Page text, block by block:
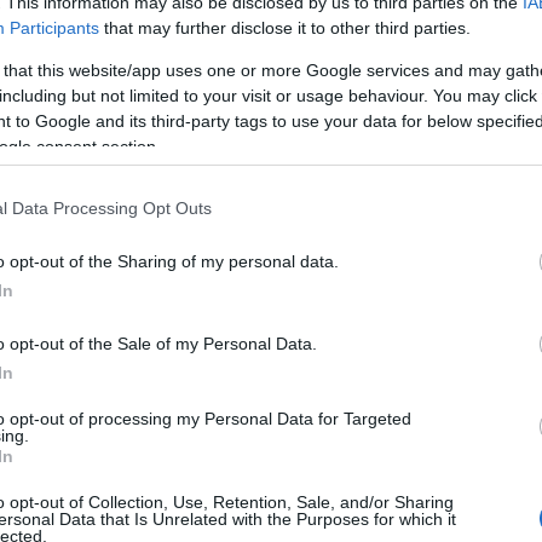
Participants that may further disclose it to other third parties.
that this website/app uses one or more Google services and may
but not limited to your visit or usage behaviour. You may
to Google and its third-party tags to use your data for below
consent section.
Data Processing Opt Outs
opt-out of the Sharing of my personal data.
opt-out of the Sale of my Personal Data.
opt-out of processing my Personal Data for Targeted
opt-out of Collection, Use, Retention, Sale, and/or Sharing
Data that Is Unrelated with the Purposes for which it
színművész, akitVasvári Csabaszínművésszel
gazdag, izgalmas darabjában láthatunk. Az Orlai
magyarországi bemutatója augusztus 22-
óramű pontosságú francia kamaradarabot aLiza a
Mészáros Károly
lelkekcímmel rendhagyó évadnyitó gálával ünnepli
ötven év után idén kezdődő újabb évtizedek
lépnek fel, többek között:
Hámori Ildikó, Hernádi Judit, Hrutka Róbert,
Szulák Andrea, Tompos Kátya,
kvartettje, aSaxy4U.
Hátradőlhetünk-e, miközben pusztul a világ
játszani? És baj, ha tudunk? – ezekre a
aFüggönycímű darabban. Az előadás Moliére,